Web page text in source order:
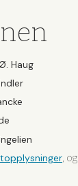
Haug
, og